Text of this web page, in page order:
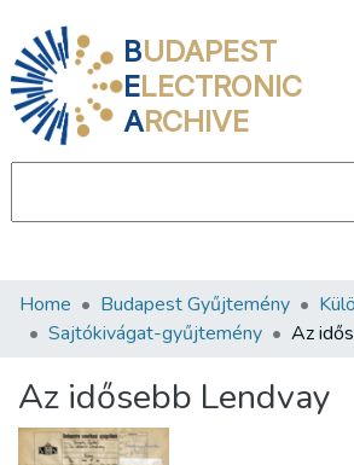
BUDAPEST
ELECTRONIC
ARCHIVE
Communities & Collections
Statistics
About us
Home Budapest Gyűjtemény
Sajtókivágat-gyűjtemény
Az
Az idősebb Lendvay